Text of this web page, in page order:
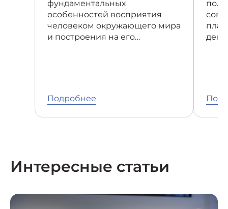
фундаментальных
особенностей восприятия
человеком окружающего мира
и построения на его…
Подробнее
Интересные статьи